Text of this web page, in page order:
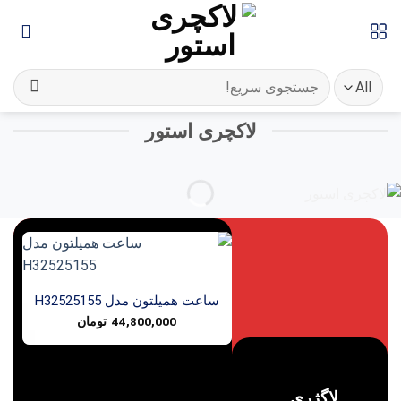
جستجو
برای:
لاکچری استور
ساعت همیلتون مدل H32525155
44,800,000 تومان